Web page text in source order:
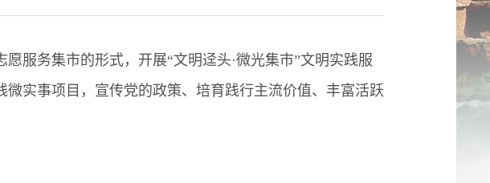
务集市的形式，开展“文明迳头·微光集市”文明实践服
实事项目，宣传党的政策、培育践行主流价值、丰富活跃